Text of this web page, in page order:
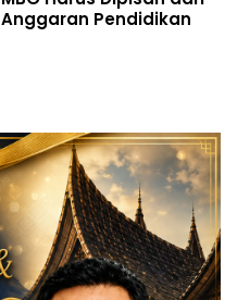
Anggaran Pendidikan